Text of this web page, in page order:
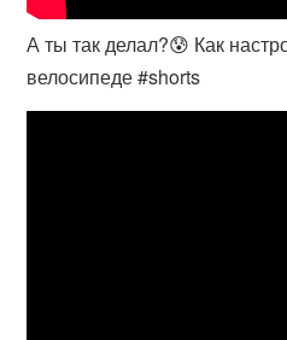
А ты так делал?😰 Как
велосипеде #shorts